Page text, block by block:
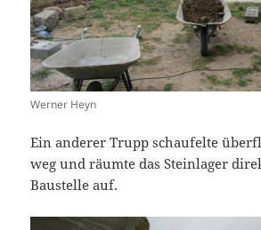
Werner Heyn
Ein anderer Trupp schaufelte
weg und räumte das Steinlager
Baustelle auf.